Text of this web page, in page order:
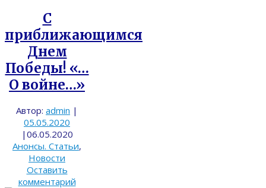
С
приближающимся
Днем
Победы! «…
О войне…»
Автор: admin |
05.05.2020
| 06.05.2020
Анонсы. Статьи,
Новости
Оставить
комментарий